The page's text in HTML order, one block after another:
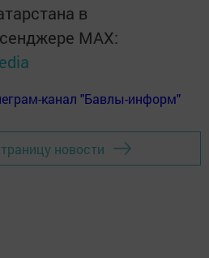
в
MАХ:
канал "Бавлы-информ"
новости